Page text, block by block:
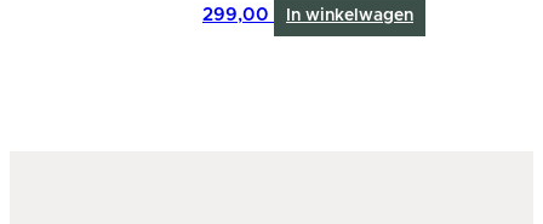
299,00 In winkelwagen